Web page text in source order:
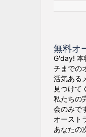
無料オ
G'day! 本
チまでの
活気ある
見つけて
私たちの
会のみで
オースト
あなたの